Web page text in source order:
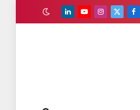
Facebook
X
Instagram
YouTube
LinkedIn